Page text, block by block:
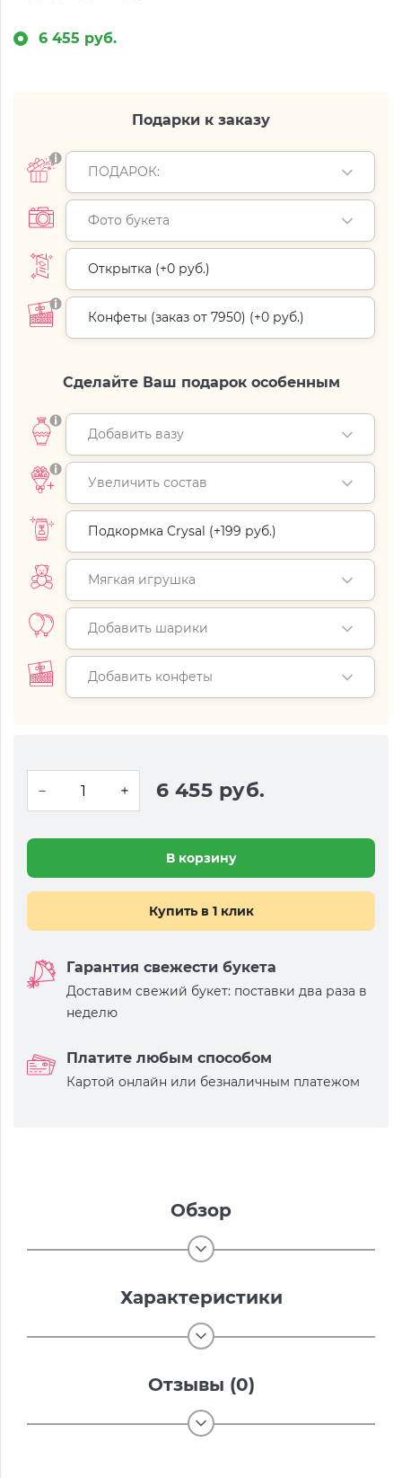
6 455 руб.
Подарки к заказу
ПОДАРОК:
Фото букета
Открытка (+0 руб.)
Конфеты (заказ от 7950) (+0 руб.)
Сделайте Ваш подарок особенным
Добавить вазу
Увеличить состав
Подкормка Crysal (+199 руб.)
Мягкая игрушка
Добавить шарики
Добавить конфеты
6 455 руб.
В корзину
Купить в 1 клик
Гарантия свежести букета
Доставим свежий букет: поставки два раза в
неделю
Платите любым способом
Картой онлайн или безналичным платежом
Обзор
Характеристики
Отзывы (0)